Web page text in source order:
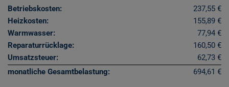
Betriebskosten:
237,55 €
Heizkosten:
155,89 €
Warmwasser:
77,94 €
Reparaturrücklage:
160,50 €
Umsatzsteuer:
62,73 €
monatliche Gesamtbelastung:
694,61 €